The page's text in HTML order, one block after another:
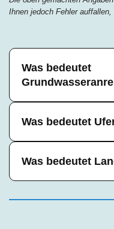
Ihnen jedoch Fehler
Was bedeutet
Was bedeutet
Was bedeutet